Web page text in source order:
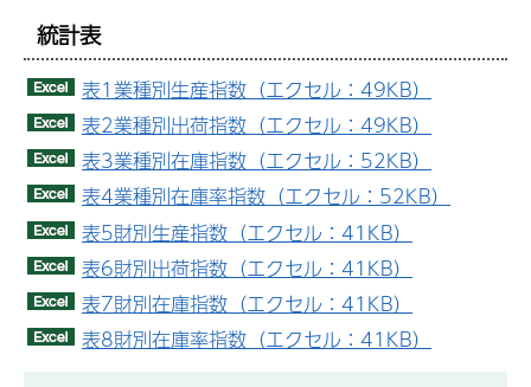
統計表
表1業種別生産指数（エクセル：49KB）
表2業種別出荷指数（エクセル：49KB）
表3業種別在庫指数（エクセル：52KB）
表4業種別在庫率指数（エクセル：52KB）
表5財別生産指数（エクセル：41KB）
表6財別出荷指数（エクセル：41KB）
表7財別在庫指数（エクセル：41KB）
表8財別在庫率指数（エクセル：41KB）